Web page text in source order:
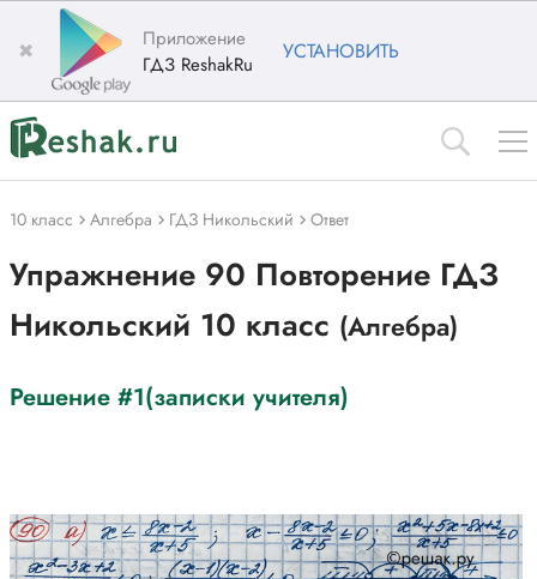
✖
Приложение
ГДЗ ReshakRu
УСТАНОВИТЬ
10 класс Алгебра ГДЗ Никольский Ответ
Упражнение 90 Повторение ГДЗ
Никольский 10 класс (Алгебра)
Решение #1(записки учителя)